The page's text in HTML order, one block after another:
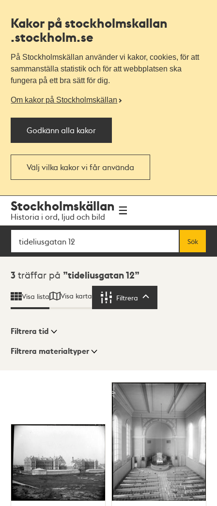
Kakor på stockholmskallan
.stockholm.se
På Stockholmskällan använder vi kakor, cookies, för att
sammanställa statistik och för att webbplatsen ska
fungera på ett bra sätt för dig.
Om kakor på Stockholmskällan
Godkänn alla kakor
Välj vilka kakor vi får använda
navigationen
huvudinnehållet
Stockholmskällan
Historia i ord, ljud och bild
Sök
Sök
Sökresultat
3 träffar på tideliusgatan 12
Visa lista Visa karta Filtrera
Visningsläge
Filtrera tid
Filtrera materialtyper